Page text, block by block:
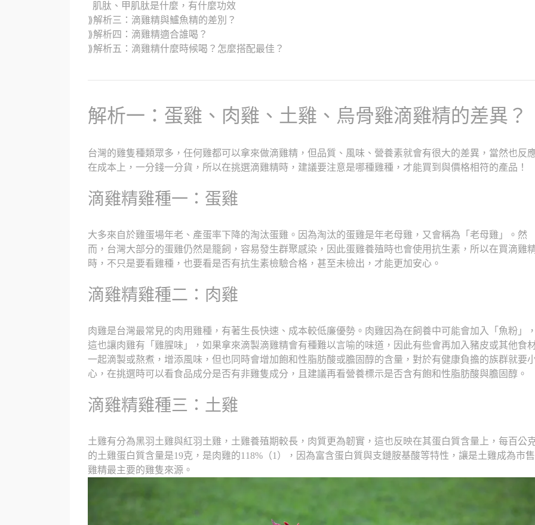
肌肽、甲肌肽是什麼，有什麼功效
⟫解析三：滴雞精與鱸魚精的差別？
⟫解析四：滴雞精適合誰喝？
⟫解析五：滴雞精什麼時候喝？怎麼搭配最佳？
解析一：蛋雞、肉雞、土雞、烏骨雞滴雞精的差異？
台灣的雞隻種類眾多，任何雞都可以拿來做滴雞精，但品質、風味、營養素就會有很大的差異，當然也反
在成本上，一分錢一分貨，所以在挑選滴雞精時，建議要注意是哪種雞種，才能買到與價格相符的產品！
滴雞精雞種一：蛋雞
大多來自於雞蛋場年老、產蛋率下降的淘汰蛋雞。因為淘汰的蛋雞是年老母雞，又會稱為「老母雞」。然
而，台灣大部分的蛋雞仍然是籠飼，容易發生群聚感染，因此蛋雞養殖時也會使用抗生素，所以在買滴雞
時，不只是要看雞種，也要看是否有抗生素檢驗合格，甚至未檢出，才能更加安心。
滴雞精雞種二：肉雞
肉雞是台灣最常見的肉用雞種，有著生長快速、成本較低廉優勢。肉雞因為在飼養中可能會加入「魚粉」
這也讓肉雞有「雞腥味」，如果拿來滴製滴雞精會有種難以言喻的味道，因此有些會再加入豬皮或其他食
一起滴製或熬煮，增添風味，但也同時會增加飽和性脂肪酸或膽固醇的含量，對於有健康負擔的族群就要
心，在挑選時可以看食品成分是否有非雞隻成分，且建議再看營養標示是否含有飽和性脂肪酸與膽固醇。
滴雞精雞種三：土雞
土雞有分為黑羽土雞與紅羽土雞，土雞養殖期較長，肉質更為韌實，這也反映在其蛋白質含量上，每百公
的土雞蛋白質含量是19克，是肉雞的118%（1），因為富含蛋白質與支鏈胺基酸等特性，讓是土雞成為市
雞精最主要的雞隻來源。